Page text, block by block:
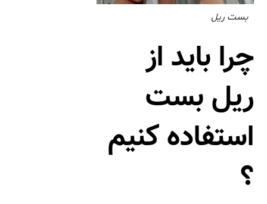
بست ریل
چرا باید از
ریل بست
استفاده کنیم
؟